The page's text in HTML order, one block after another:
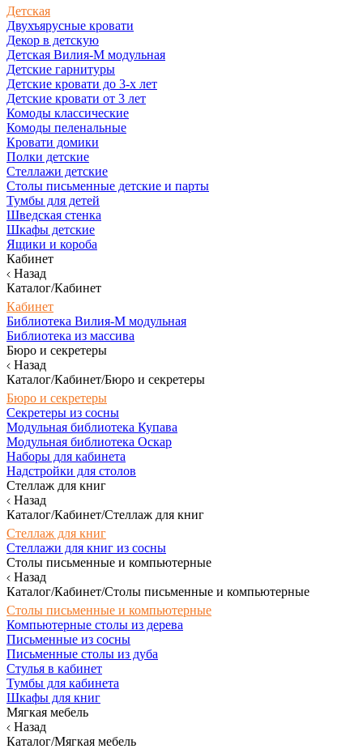
Детская
Двухъярусные кровати
Декор в детскую
Детская Вилия-М модульная
Детские гарнитуры
Детские кровати до 3-х лет
Детские кровати от 3 лет
Комоды классические
Комоды пеленальные
Кровати домики
Полки детские
Стеллажи детские
Столы письменные детские и парты
Тумбы для детей
Шведская стенка
Шкафы детские
Ящики и короба
Кабинет
Назад
Каталог/Кабинет
Кабинет
Библиотека Вилия-М модульная
Библиотека из массива
Бюро и секретеры
Назад
Каталог/Кабинет/Бюро и секретеры
Бюро и секретеры
Секретеры из сосны
Модульная библиотека Купава
Модульная библиотека Оскар
Наборы для кабинета
Надстройки для столов
Стеллаж для книг
Назад
Каталог/Кабинет/Стеллаж для книг
Стеллаж для книг
Стеллажи для книг из сосны
Столы письменные и компьютерные
Назад
Каталог/Кабинет/Столы письменные и компьютерные
Столы письменные и компьютерные
Компьютерные столы из дерева
Письменные из сосны
Письменные столы из дуба
Стулья в кабинет
Тумбы для кабинета
Шкафы для книг
Мягкая мебель
Назад
Каталог/Мягкая мебель